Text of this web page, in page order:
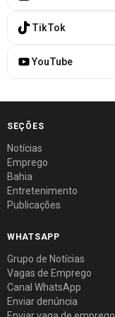
TikTok
YouTube
SEÇÕES
Notícias
Emprego
Bahia
Entretenimento
Publicações
WHATSAPP
Grupo de Notícias
Vagas de Emprego
Canal WhatsApp
Enviar denúncia